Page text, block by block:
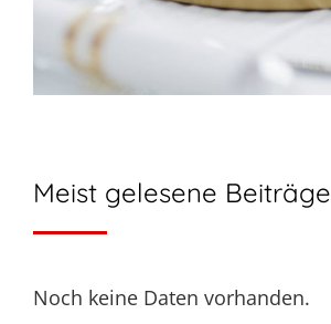
Meist gelesene Beiträge
Noch keine Daten vorhanden.